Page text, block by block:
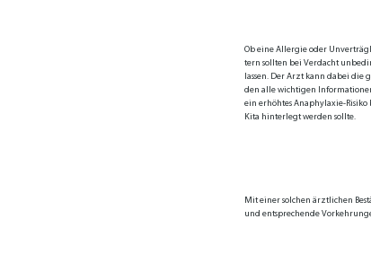
Ob ei­ne Al­ler­gie oder
tern soll­ten bei Ver­dacht
las­sen. Der Arzt kann da­bei die
den al­le wich­ti­gen
ein er­höh­tes Ana­phy­la­xie-
Ki­ta hin­ter­legt wer­den soll­te.
Mit ei­ner sol­chen ärzt­li­chen
und ent­spre­chen­de